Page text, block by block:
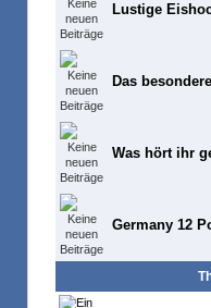
Lustige
Das
Was hört ihr
Germany 12